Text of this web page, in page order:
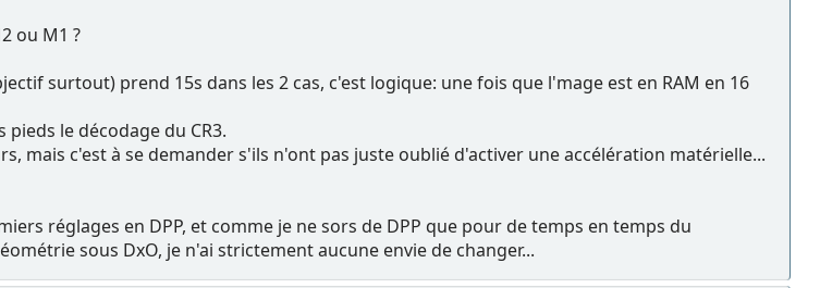
ou M1 ?
surtout) prend 15s dans les 2 cas, c'est logique: une fois que l'mage est en RAM en 16
pieds le décodage du CR3.
mais c'est à se demander s'ils n'ont pas juste oublié d'activer une accélération matérielle...
réglages en DPP, et comme je ne sors de DPP que pour de temps en temps du
sous DxO, je n'ai strictement aucune envie de changer...